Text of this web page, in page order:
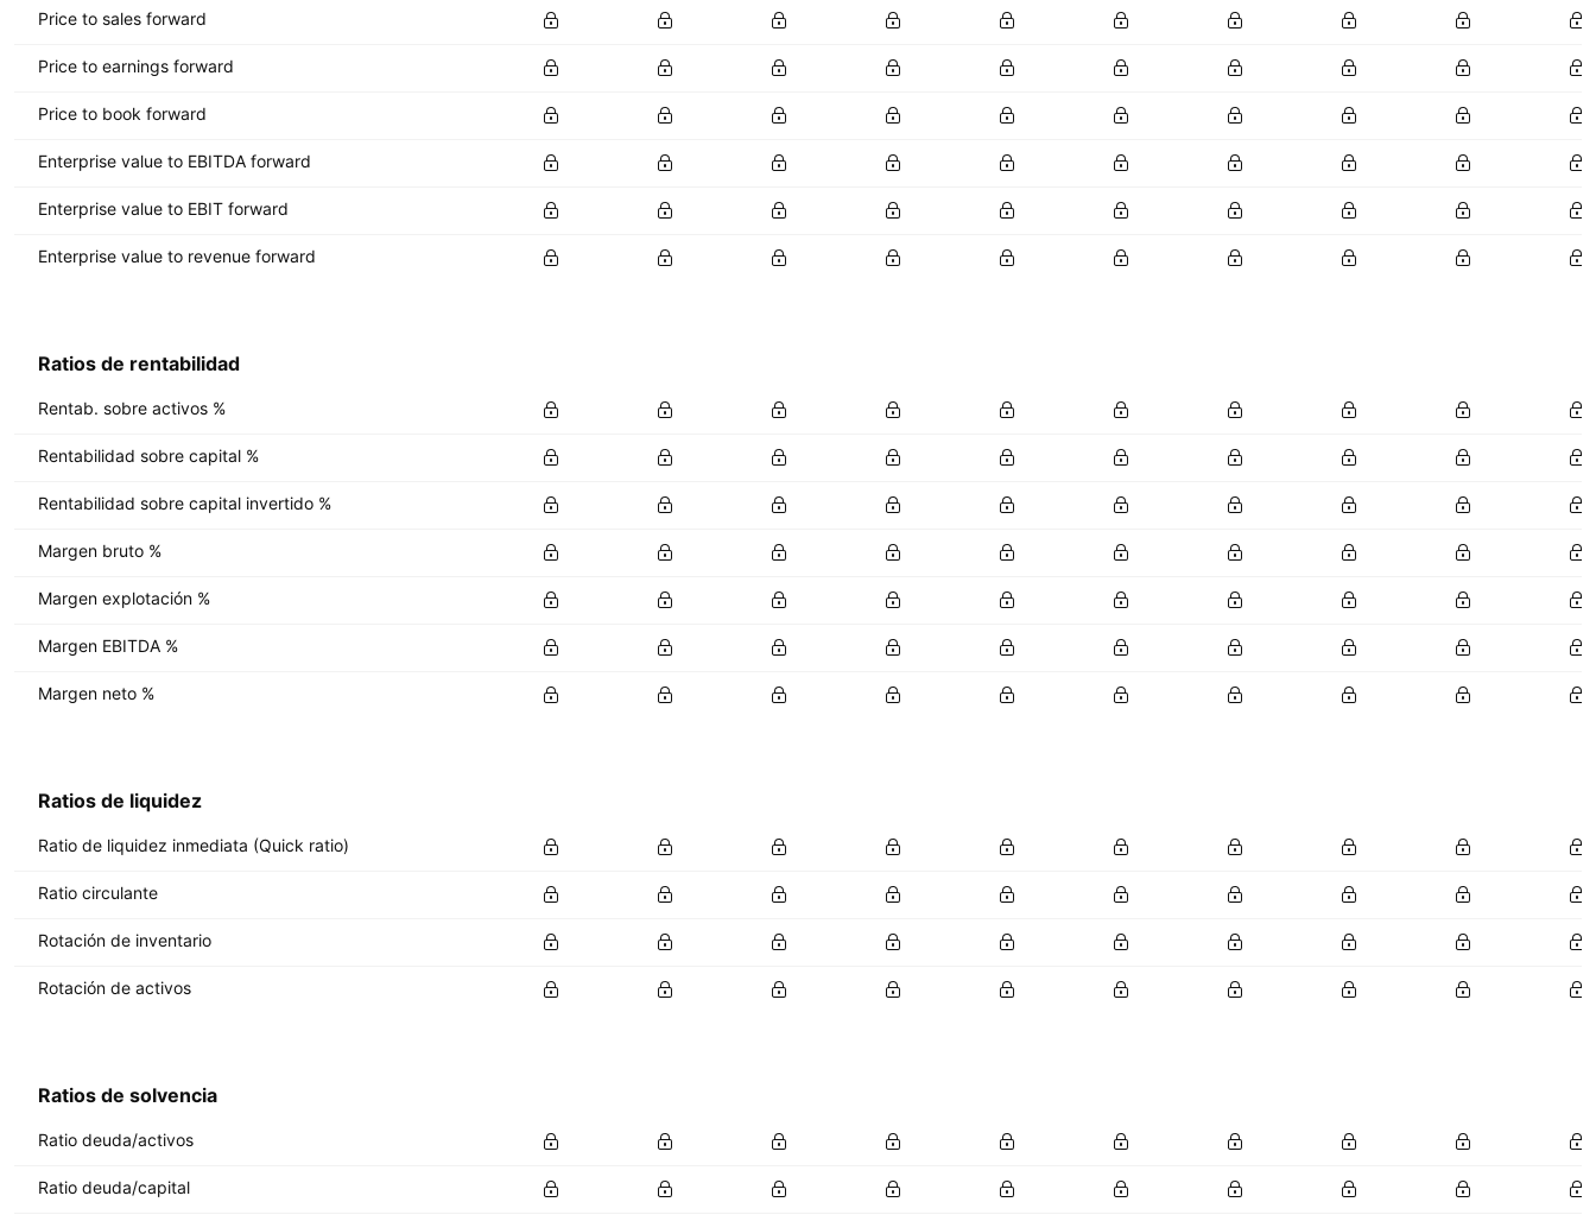
Price to sales forward
Price to earnings forward
Price to book forward
Enterprise value to EBITDA forward
Enterprise value to EBIT forward
Enterprise value to revenue forward
Ratios de rentabilidad
Rentab. sobre activos %
Rentabilidad sobre capital %
Rentabilidad sobre capital invertido %
Margen bruto %
Margen explotación %
Margen EBITDA %
Margen neto %
Ratios de liquidez
Ratio de liquidez inmediata (Quick ratio)
Ratio circulante
Rotación de inventario
Rotación de activos
Ratios de solvencia
Ratio deuda/activos
Ratio deuda/capital